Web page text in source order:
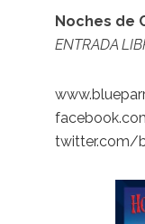
Noches de
ENTRADA
twitter.com/